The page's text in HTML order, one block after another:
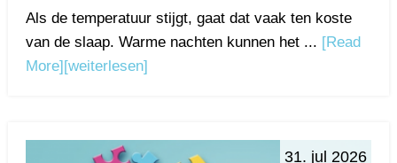
Als de temperatuur stijgt, gaat dat vaak ten koste
van de slaap. Warme nachten kunnen het ... [Read
More] [weiterlesen]
31. jul 2026